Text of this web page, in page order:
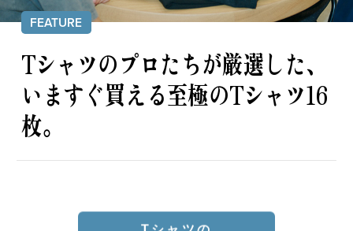
Tシャツのプロたちが厳選した、
いますぐ買える至極のTシャツ16
枚。
FEATURE B印的太鼓判マップ